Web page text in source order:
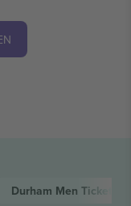
Durham Men Tickets